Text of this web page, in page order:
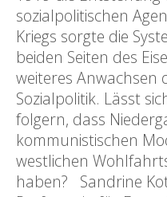
sozialpolitischen
Kriegs sorgte die
beiden Seiten des
weiteres Anwachsen
Sozialpolitik. Lässt
folgern, dass
kommunistischen
westlichen
haben? Sandrine